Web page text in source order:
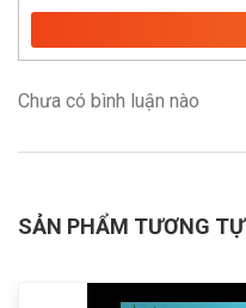
Chưa có bình luận nào
SẢN PHẨM TƯƠNG TỰ